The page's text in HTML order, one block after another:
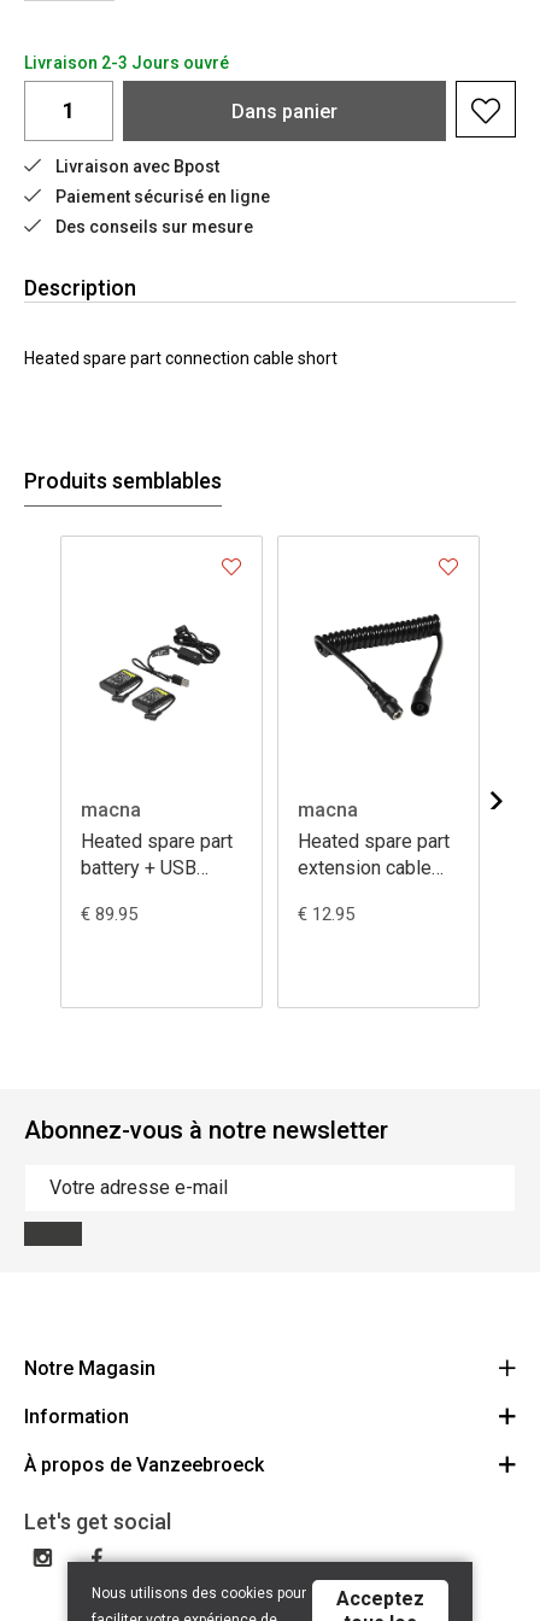
Livraison 2-3 Jours ouvré
Dans panier
Livraison avec Bpost
Paiement sécurisé en ligne
Des conseils sur mesure
Description
Heated spare part connection cable short
Produits semblables
macna
Heated spare part
battery + USB
2,2A
€ 89.95
macna
Heated spare part
extension cable
€ 12.95
Abonnez-vous à notre newsletter
Notre Magasin
Vanzeebroeck Motors
1600 Sint-Pieters-Leeuw
023316022
Information
Annulation Commande
Conditions générales
Privacy policy
À propos de Vanzeebroeck
Cheque Cadeau
Échange et Retours
Let's get social
Nous utilisons des cookies pour
Acceptez